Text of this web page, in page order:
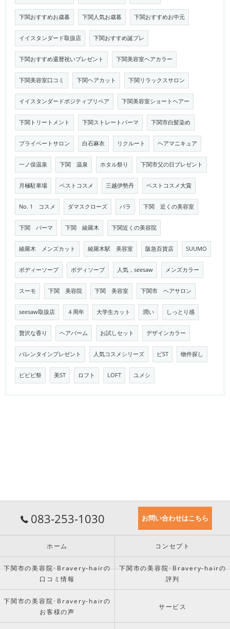
下関おすすめお歳暮 下関人気お歳暮 下関おすすめお中元
イイスタンダード取扱店 下関おすすめ誕プレ
下関おすすめ還暦祝いプレゼント 下関美容室ヘアカラー
下関美容室口コミ 下関ヘアカット 下関リラックスサロン
イイスタンダードポジティブリペア 下関美容室ショートヘアー
下関トリートメント 下関ストレートパーマ 下関市白髪染め
プライベートサロン 白石麻衣 リクルート ヘアマニキュア
一ノ俣温泉 下関 温泉 ホタル祭り 下関市父の日プレゼント
月極駐車場 ベストコスメ 三越伊勢丹 ベストコスメ大賞
No. 1 コスメ ダマスクローズ バラ 下関 近くの美容室
下関 パーマ 下関 綾羅木 下関近くの美容院
綾羅木 メンズカット 綾羅木駅 美容室 阪急百貨店 SUUMO
ボディーソープ ボディソープ 人気，seesaw メンズカラー
スーモ 下関 美容院 下関 美容室 下関市 ヘアサロン
seesaw取扱店 ４周年 大学生カット 潤い しっとり感
贅沢な香り ヘアバーム お試しセット デザインカラー
バレンタインプレゼント 人気コスメシリーズ ビST 物件探し
ビビビ祭 美ST ロフト LOFT ユメシ
083-253-1030 お問い合わせはこちら
ホーム コンセプト
下関市の美容院･Bravery-hairの
口コミ情報
下関市の美容院･Bravery-hairの
評判
下関市の美容院･Bravery-hairの
お客様の声
サービス